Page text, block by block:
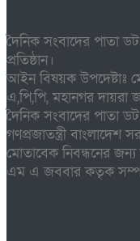
দৈনিক সংবাদের পাতা
প্রতিষ্ঠান।
আইন বিষয়ক উপদেষ্টাঃ
এ,পি,পি, মহানগর
দৈনিক সংবাদের পাতা
গণপ্রজাতন্ত্রী বাংলাদেশ
মোতাবেক নিবন্ধনের
এম এ জববার কতৃক